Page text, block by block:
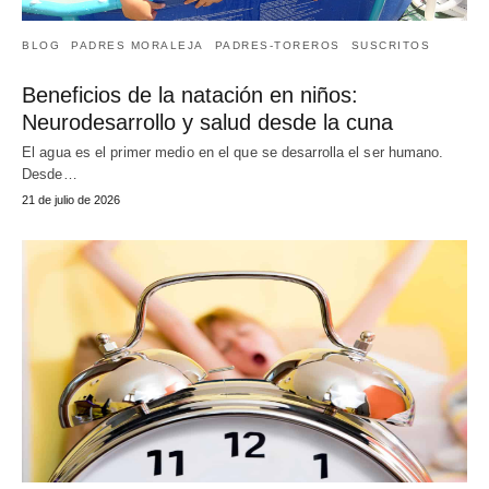
BLOG PADRES MORALEJA PADRES-TOREROS SUSCRITOS
Beneficios de la natación en niños:
Neurodesarrollo y salud desde la cuna
El agua es el primer medio en el que se desarrolla el ser humano.
Desde…
21 de julio de 2026